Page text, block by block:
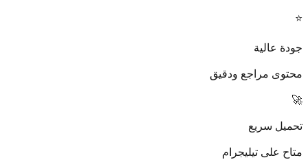
⭐
جودة عالية
محتوى مراجع ودقيق
🚀
تحميل سريع
متاح على تيليجرام